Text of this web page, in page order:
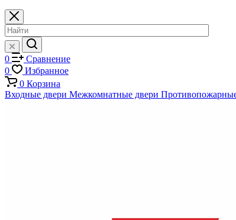
0
Сравнение
0
Избранное
0 Корзина
Входные двери Межкомнатные двери